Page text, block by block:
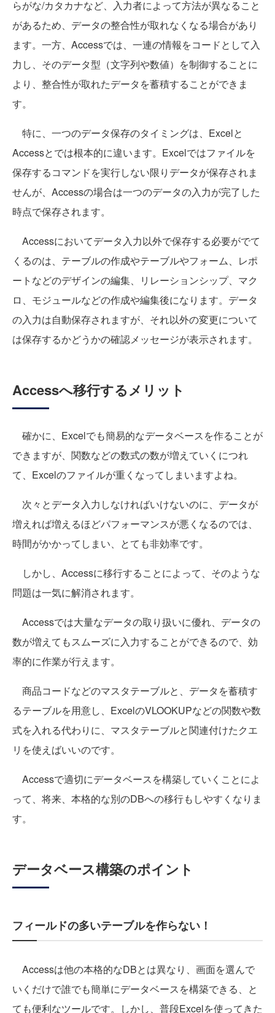
らがな/カタカナなど、入力者によって方法が異なること
があるため、データの整合性が取れなくなる場合があり
ます。一方、Accessでは、一連の情報をコードとして入
力し、そのデータ型（文字列や数値）を制御することに
より、整合性が取れたデータを蓄積することができま
す。
特に、一つのデータ保存のタイミングは、Excelと
Accessとでは根本的に違います。Excelではファイルを
保存するコマンドを実行しない限りデータが保存されま
せんが、Accessの場合は一つのデータの入力が完了した
時点で保存されます。
Accessにおいてデータ入力以外で保存する必要がでて
くるのは、テーブルの作成やテーブルやフォーム、レポ
ートなどのデザインの編集、リレーションシップ、マク
ロ、モジュールなどの作成や編集後になります。データ
の入力は自動保存されますが、それ以外の変更について
は保存するかどうかの確認メッセージが表示されます。
Accessへ移行するメリット
確かに、Excelでも簡易的なデータベースを作ることが
できますが、関数などの数式の数が増えていくにつれ
て、Excelのファイルが重くなってしまいますよね。
次々とデータ入力しなければいけないのに、データが
増えれば増えるほどパフォーマンスが悪くなるのでは、
時間がかかってしまい、とても非効率です。
しかし、Accessに移行することによって、そのような
問題は一気に解消されます。
Accessでは大量なデータの取り扱いに優れ、データの
数が増えてもスムーズに入力することができるので、効
率的に作業が行えます。
商品コードなどのマスタテーブルと、データを蓄積す
るテーブルを用意し、ExcelのVLOOKUPなどの関数や数
式を入れる代わりに、マスタテーブルと関連付けたクエ
リを使えばいいのです。
Accessで適切にデータベースを構築していくことによ
って、将来、本格的な別のDBへの移行もしやすくなりま
す。
データベース構築のポイント
フィールドの多いテーブルを作らない！
Accessは他の本格的なDBとは異なり、画面を選んで
いくだけで誰でも簡単にデータベースを構築できる、と
ても便利なツールです。しかし、普段Excelを使ってきた